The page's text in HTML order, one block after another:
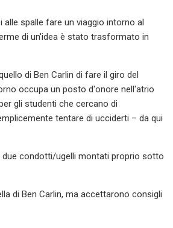
spalle fare un viaggio intorno al
di un'idea è stato trasformato in
di Ben Carlin di fare il giro del
occupa un posto d'onore nell'atrio
gli studenti che cercano di
tentare di ucciderti – da qui
due condotti/ugelli montati proprio sotto
di Ben Carlin, ma accettarono consigli